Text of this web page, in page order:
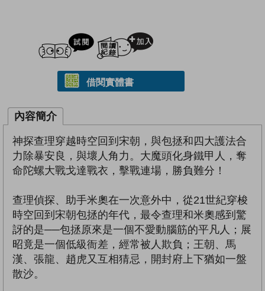
試閲
借閱實體書
內容簡介
神探查理穿越時空回到宋朝，與包拯和四大護法合
力除暴安良，與壞人角力。大魔頭化身鐵甲人，奪
命陀螺大戰戈達戰衣，擊戰連場，勝負難分！
查理偵探、助手米奧在一次意外中，從21世紀穿梭
時空回到宋朝包拯的年代，最令查理和米奧感到驚
訝的是──包拯原來是一個不愛動腦筋的平凡人；展
昭竟是一個低級衙差，經常被人欺負；王朝、馬
漢、張龍、趙虎又互相猜忌，開封府上下猶如一盤
散沙。